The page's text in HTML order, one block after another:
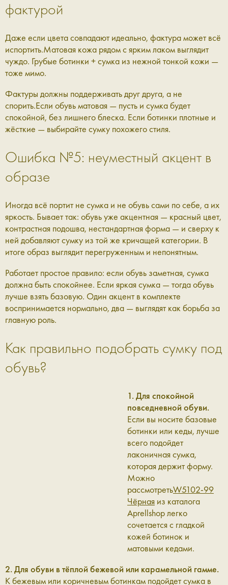
фактурой
Даже если цвета совпадают идеально, фактура может всё
испортить.Матовая кожа рядом с ярким лаком выглядит
чуждо. Грубые ботинки + сумка из нежной тонкой кожи —
тоже мимо.
Фактуры должны поддерживать друг друга, а не
спорить.Если обувь матовая — пусть и сумка будет
спокойной, без лишнего блеска. Если ботинки плотные и
жёсткие — выбирайте сумку похожего стиля.
Ошибка №5: неуместный акцент в
образе
Иногда всё портит не сумка и не обувь сами по себе, а их
яркость. Бывает так: обувь уже акцентная — красный цвет,
контрастная подошва, нестандартная форма — и сверху к
ней добавляют сумку из той же кричащей категории. В
итоге образ выглядит перегруженным и непонятным.
Работает простое правило: если обувь заметная, сумка
должна быть спокойнее. Если яркая сумка — тогда обувь
лучше взять базовую. Один акцент в комплекте
воспринимается нормально, два — выглядят как борьба за
главную роль.
Как правильно подобрать сумку под
обувь?
1. Для спокойной
повседневной обуви.
Если вы носите базовые
ботинки или кеды, лучше
всего подойдет
лаконичная сумка,
которая держит форму.
Можно
рассмотретьW5102-99
Чёрная из каталога
Aprellshop легко
сочетается с гладкой
кожей ботинок и
матовыми кедами.
2. Для обуви в тёплой бежевой или карамельной гамме.
К бежевым или коричневым ботинкам подойдет сумка в